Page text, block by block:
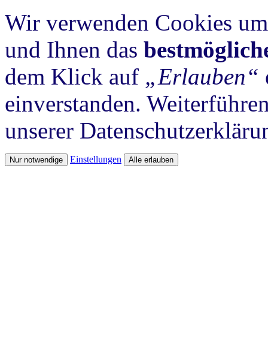
Wir verwenden Cookies
und Ihnen das
dem Klick auf „Erlauben“
einverstanden.
unserer
Nur notwendige Einstellungen Alle erlauben